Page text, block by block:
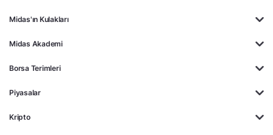
Midas'ın Kulakları
Midas Akademi
Borsa Terimleri
Piyasalar
Kripto